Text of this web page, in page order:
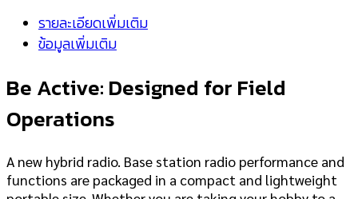
รายละเอียดเพิ่มเติม
ข้อมูลเพิ่มเติม
Be Active: Designed for Field
Operations
A new hybrid radio. Base station radio performance and
functions are packaged in a compact and lightweight